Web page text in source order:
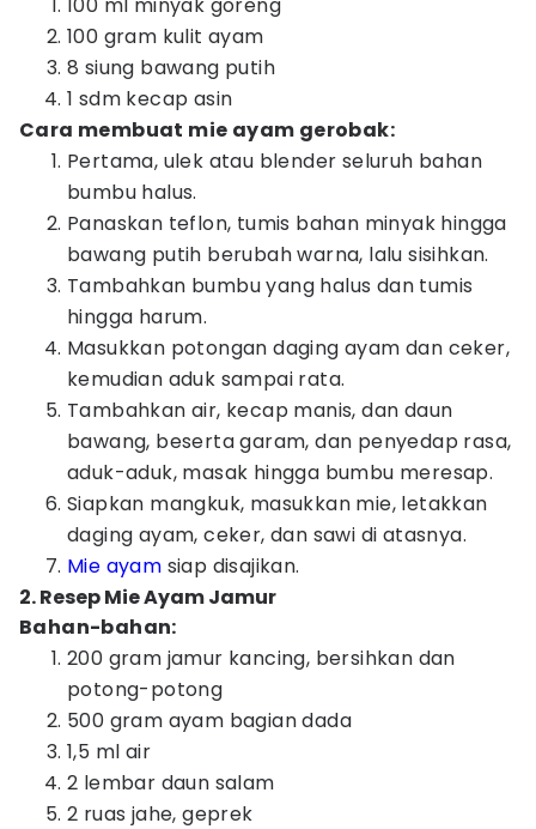
100 gram kulit ayam
8 siung bawang putih
1 sdm kecap asin
Cara membuat mie ayam gerobak:
Pertama, ulek atau blender seluruh bahan
bumbu halus.
Panaskan teflon, tumis bahan minyak hingga
bawang putih berubah warna, lalu sisihkan.
Tambahkan bumbu yang halus dan tumis
hingga harum.
Masukkan potongan daging ayam dan ceker,
kemudian aduk sampai rata.
Tambahkan air, kecap manis, dan daun
bawang, beserta garam, dan penyedap rasa,
aduk-aduk, masak hingga bumbu meresap.
Siapkan mangkuk, masukkan mie, letakkan
daging ayam, ceker, dan sawi di atasnya.
Mie ayam siap disajikan.
2. Resep Mie Ayam Jamur
Bahan-bahan:
200 gram jamur kancing, bersihkan dan
potong-potong
500 gram ayam bagian dada
1,5 ml air
2 lembar daun salam
2 ruas jahe, geprek